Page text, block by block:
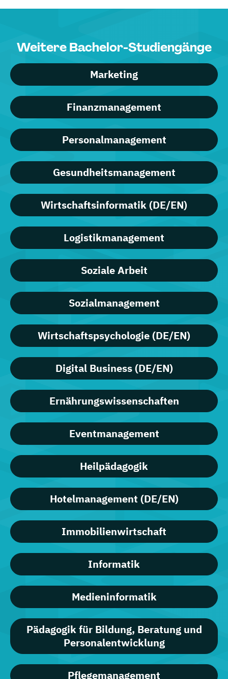
Weitere Bachelor-Studiengänge
Marketing
Finanzmanagement
Personalmanagement
Gesundheitsmanagement
Wirtschaftsinformatik (DE/EN)
Logistikmanagement
Soziale Arbeit
Sozialmanagement
Wirtschaftspsychologie (DE/EN)
Digital Business (DE/EN)
Ernährungswissenschaften
Eventmanagement
Heilpädagogik
Hotelmanagement (DE/EN)
Immobilienwirtschaft
Informatik
Medieninformatik
Pädagogik für Bildung, Beratung und
Personalentwicklung
Pflegemanagement